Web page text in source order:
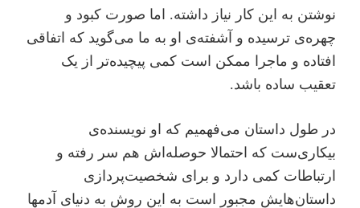
نوشتن به این کار نیاز داشته. اما صورت کبود و
چهره‌ی ترسیده و آشفته‌ی او به ما می‌گوید که اتفاقی
افتاده و ماجرا ممکن است کمی پیچیده‌تر از یک
تعقیب ساده باشد.
در طول داستان می‌فهمیم که او نویسنده‌ی
بیکاری‌‌ست که احتمالا حوصله‌اش هم سر رفته و
ارتباطات کمی دارد و برای شخصیت‌پردازی
داستان‌هایش مجبور است به این روش به دنیای آدمها